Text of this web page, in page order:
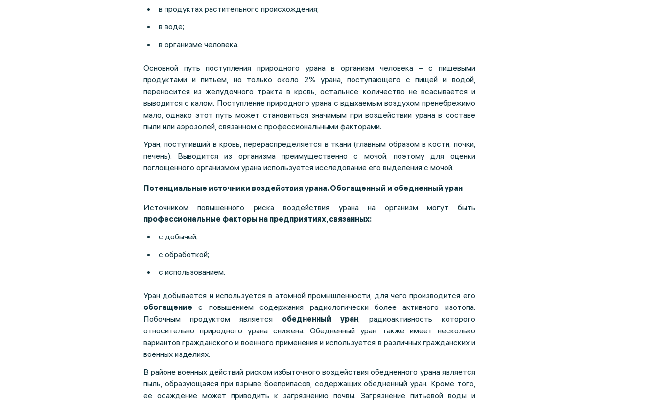
в продуктах растительного происхождения;
в воде;
в организме человека.
Основной путь поступления природного урана в организм человека – с пищевыми
продуктами и питьем, но только около 2% урана, поступающего с пищей и водой,
переносится из желудочного тракта в кровь, остальное количество не всасывается и
выводится с калом. Поступление природного урана с вдыхаемым воздухом пренебрежимо
мало, однако этот путь может становиться значимым при воздействии урана в составе
пыли или аэрозолей, связанном с профессиональными факторами.
Уран, поступивший в кровь, перераспределяется в ткани (главным образом в кости, почки,
печень). Выводится из организма преимущественно с мочой, поэтому для оценки
поглощенного организмом урана используется исследование его выделения с мочой.
Потенциальные источники воздействия урана. Обогащенный и обедненный уран
Источником повышенного риска воздействия урана на организм могут быть
профессиональные факторы на предприятиях, связанных:
с добычей;
с обработкой;
с использованием.
Уран добывается и используется в атомной промышленности, для чего производится его
обогащение с повышением содержания радиологически более активного изотопа.
Побочным продуктом является обедненный уран, радиоактивность которого
относительно природного урана снижена. Обедненный уран также имеет несколько
вариантов гражданского и военного применения и используется в различных гражданских и
военных изделиях.
В районе военных действий риском избыточного воздействия обедненного урана является
пыль, образующаяся при взрыве боеприпасов, содержащих обедненный уран. Кроме того,
ее осаждение может приводить к загрязнению почвы. Загрязнение питьевой воды и